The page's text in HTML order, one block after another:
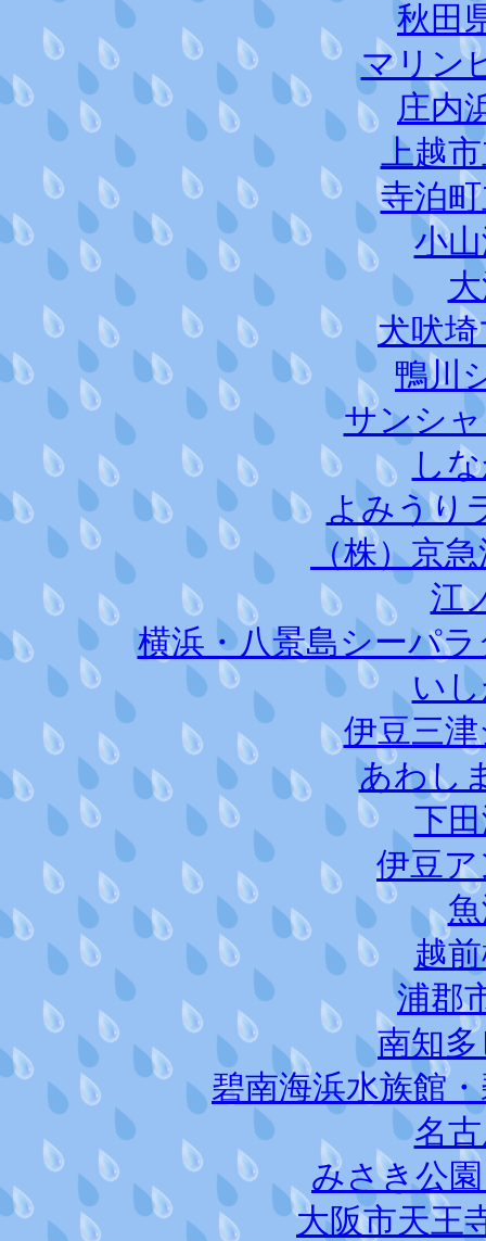
秋田
マリン
庄内
上越
寺泊
小
犬吠
鴨川
サンシ
し
よみうり
（株）京
江
横浜・八景島シーパ
い
伊豆三
あわし
下
伊豆
越
浦郡
南知
碧南海浜水族館
名
みさき公
大阪市天王